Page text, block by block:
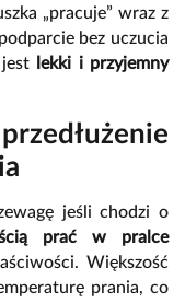
„pracuje” wraz z
bez uczucia
lekki i przyjemny
jeśli chodzi o
prać w pralce
Większość
prania, co